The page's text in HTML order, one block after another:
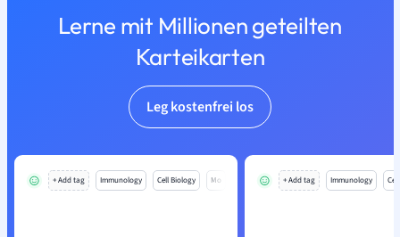
Lerne mit Millionen geteilten
Karteikarten
Leg kostenfrei los
+ Add tag Immunology Cell Biology Mo + Add tag Immunology